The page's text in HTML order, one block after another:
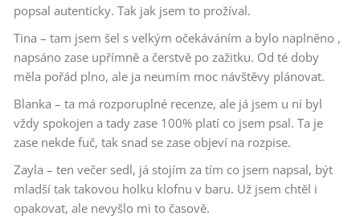
popsal autenticky. Tak jak jsem to prožíval.
Tina – tam jsem šel s velkým očekáváním a bylo naplněno ,
napsáno zase upřímně a čerstvě po zažitku. Od té doby
měla pořád plno, ale ja neumím moc návštěvy plánovat.
Blanka – ta má rozporuplné recenze, ale já jsem u ní byl
vždy spokojen a tady zase 100% platí co jsem psal. Ta je
zase nekde fuč, tak snad se zase objeví na rozpise.
Zayla – ten večer sedl, já stojím za tím co jsem napsal, být
mladší tak takovou holku klofnu v baru. Už jsem chtěl i
opakovat, ale nevyšlo mi to časově.